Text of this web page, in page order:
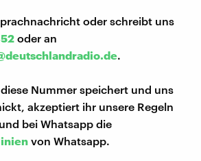
oder schreibt uns
oder an
.
Nummer speichert und uns
akzeptiert ihr unsere Regeln
bei Whatsapp die
von Whatsapp.